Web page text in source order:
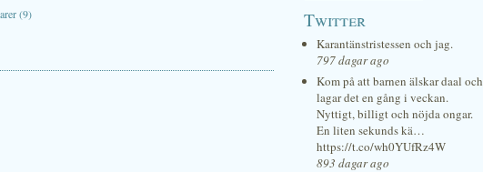
(9) Twitter
Karantänstristessen och jag.
797 dagar ago
Kom på att barnen älskar daal och
lagar det en gång i veckan.
Nyttigt, billigt och nöjda ongar.
En liten sekunds kä…
https://t.co/wh0YUfRz4W
893 dagar ago